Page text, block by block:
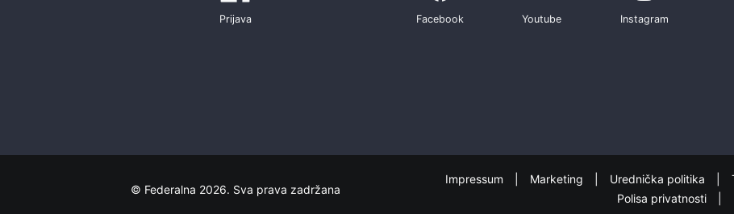
Prijava Facebook Youtube Instagram
© Federalna 2026. Sva prava zadržana
Impressum Marketing Urednička politika
Polisa privatnosti